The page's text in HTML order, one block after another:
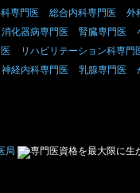
専門医
総合内科専門医 外
消化器病専門医
腎臓専門医
リハビリテーション科専門
神経内科専門医
乳腺専門医